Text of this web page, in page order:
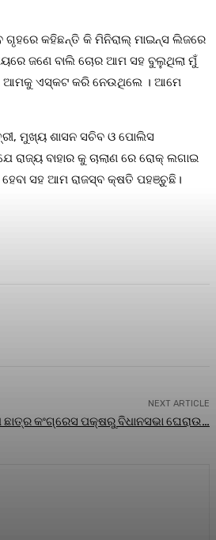
ଗୃହରେ କହିଛନ୍ତି କି ମିନିରାଲ୍ ମାଇନ୍ସ ଲିଜରେ
ଜଣେ ବାଲି ଚୋର ଆମ ସହ ବୁଲୁଥିଲା ମୁଁ
ଆମକୁ ଏସ୍କଟ କରି ନେଉଥିଲେ । ଆମେ
ମୁଖ୍ୟ ଶାସନ ସଚିବ ଓ ପୋଲିସ
ବାହାର କୁ ଚାଲାଣ ରେ ରୋକ୍ ଲଗାଇ
ସହ ଆମ ରାଜସ୍ବ କ୍ଷତି ପହଞ୍ଚୁଛି।
NEXT ARTICLE
କଂଗ୍ରେସ ପକ୍ଷରୁ ବିଧାନସଭା ଘେରାଉ…